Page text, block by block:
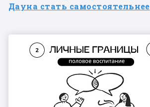
Дауна стать самостоятельнее